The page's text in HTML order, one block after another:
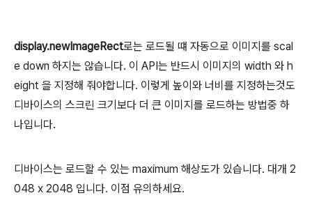
display.newImageRect로는 로드될 떄 자동으로 이미지를 scal
e down 하지는 않습니다. 이 API는 반드시 이미지의 width 와 h
eight 을 지정해 줘야합니다. 이렇게 높이와 너비를 지정하는것도
디바이스의 스크린 크기보다 더 큰 이미지를 로드하는 방법중 하
나입니다.
디바이스는 로드할 수 있는 maximum 해상도가 있습니다. 대개 2
048 x 2048 입니다. 이점 유의하세요.